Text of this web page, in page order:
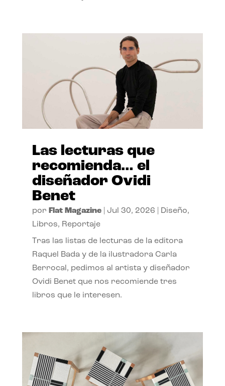
Las lecturas que
recomienda… el
diseñador Ovidi
Benet
por Flat Magazine| Jul 30, 2026 Diseño,
Libros, Reportaje
Tras las listas de lecturas de la editora
Raquel Bada y de la ilustradora Carla
Berrocal, pedimos al artista y diseñador
Ovidi Benet que nos recomiende tres
libros que le interesen.